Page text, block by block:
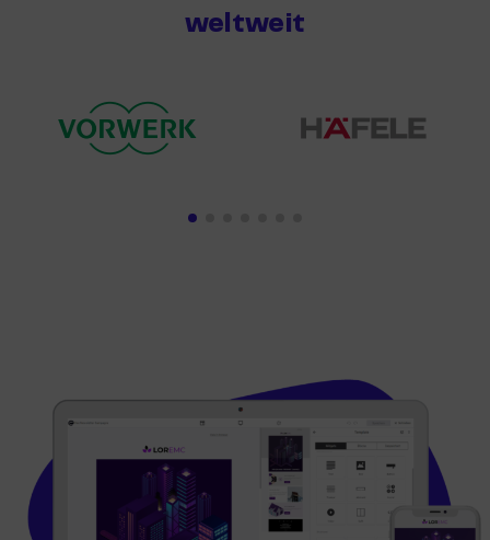
weltweit